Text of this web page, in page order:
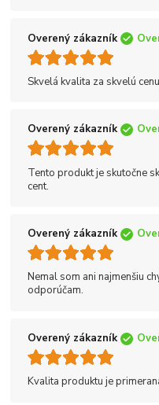
Overený zákazník
Skvelá kvalita za skvelú
Overený zákazník
Tento produkt je skutočne
cent.
Overený zákazník
Nemal som ani najmenšiu
odporúčam.
Overený zákazník
Kvalita produktu je